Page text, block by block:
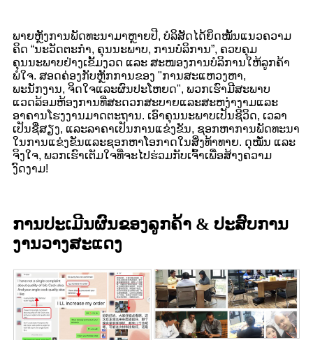
ພາຍຫຼັງການພັດທະນາມາຫຼາຍປີ, ບໍລິສັດໄດ້ຍຶດໝັ້ນແນວຄວາມ
ຄິດ “ນະວັດຕະກໍາ, ຄຸນນະພາບ, ການບໍລິການ”, ຄວບຄຸມ
ຄຸນນະພາບຢ່າງເຂັ້ມງວດ ແລະ ສະໜອງການບໍລິການໃຫ້ລູກຄ້າ
ພໍໃຈ. ສອດຄ່ອງກັບຫຼັກການຂອງ "ການສະແຫວງຫາ,
ພະນັກງານ, ຈິດໃຈແລະຜົນປະໂຫຍດ", ພວກເຮົາມີສະພາບ
ແວດລ້ອມຫ້ອງການທີ່ສະດວກສະບາຍແລະສະຫງ່າງາມແລະ
ອາຄານໂຮງງານມາດຕະຖານ. ເອົາຄຸນນະພາບເປັນຊີວິດ, ເວລາ
ເປັນຊື່ສຽງ, ແລະລາຄາເປັນການແຂ່ງຂັນ, ຊອກຫາການພັດທະນາ
ໃນການແຂ່ງຂັນແລະຊອກຫາໂອກາດໃນສິ່ງທ້າທາຍ. ດຸໝັ່ນ ແລະ
ຈິງໃຈ, ພວກເຮົາເຕັມໃຈທີ່ຈະໄປຮ່ວມກັບເຈົ້າເພື່ອສ້າງຄວາມ
ງົດງາມ!
ການປະເມີນຜົນຂອງລູກຄ້າ & ປະສົບການ
ງານວາງສະແດງ